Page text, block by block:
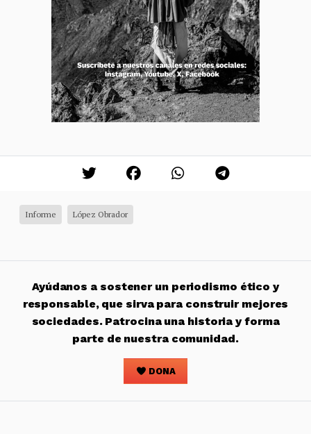
Informe López Obrador
Ayúdanos a sostener un periodismo ético y
responsable, que sirva para construir mejores
sociedades. Patrocina una historia y forma
parte de nuestra comunidad.
DONA